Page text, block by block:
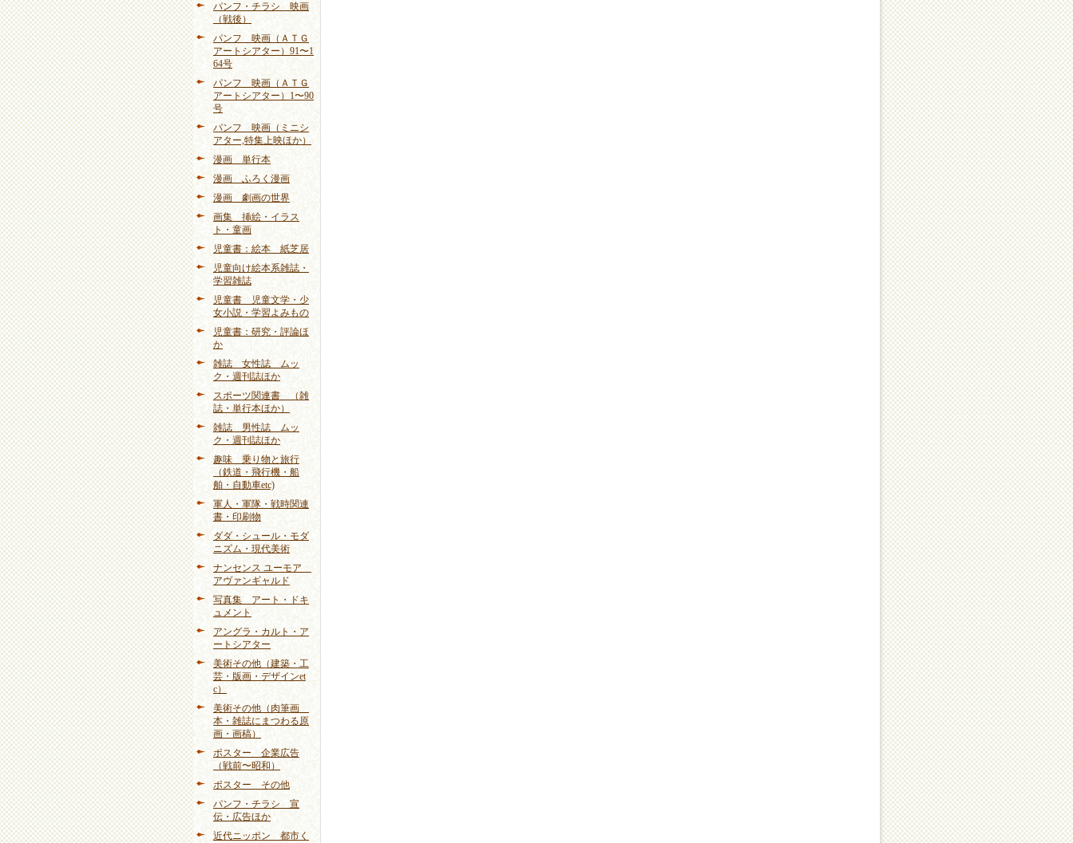
パンフ・チラシ 映画
（戦後）
パンフ 映画（ＡＴＧ
アートシアター）91〜1
64号
パンフ 映画（ＡＴＧ
アートシアター）1〜90
号
パンフ 映画（ミニシ
アター,特集上映ほか）
漫画 単行本
漫画 ふろく漫画
漫画 劇画の世界
画集 挿絵・イラス
ト・童画
児童書：絵本 紙芝居
児童向け絵本系雑誌・
学習雑誌
児童書 児童文学・少
女小説・学習よみもの
児童書：研究・評論ほ
か
雑誌 女性誌 ムッ
ク・週刊誌ほか
スポーツ関連書 （雑
誌・単行本ほか）
雑誌 男性誌 ムッ
ク・週刊誌ほか
趣味 乗り物と旅行
（鉄道・飛行機・船
舶・自動車etc)
軍人・軍隊・戦時関連
書・印刷物
ダダ・シュール・モダ
ニズム・現代美術
ナンセンス ユーモア
アヴァンギャルド
写真集 アート・ドキ
ュメント
アングラ・カルト・ア
ートシアター
美術その他（建築・工
芸・版画・デザインet
c）
美術その他（肉筆画
本・雑誌にまつわる原
画・画稿）
ポスター 企業広告
（戦前〜昭和）
ポスター その他
パンフ・チラシ 宣
伝・広告ほか
近代ニッポン 都市く